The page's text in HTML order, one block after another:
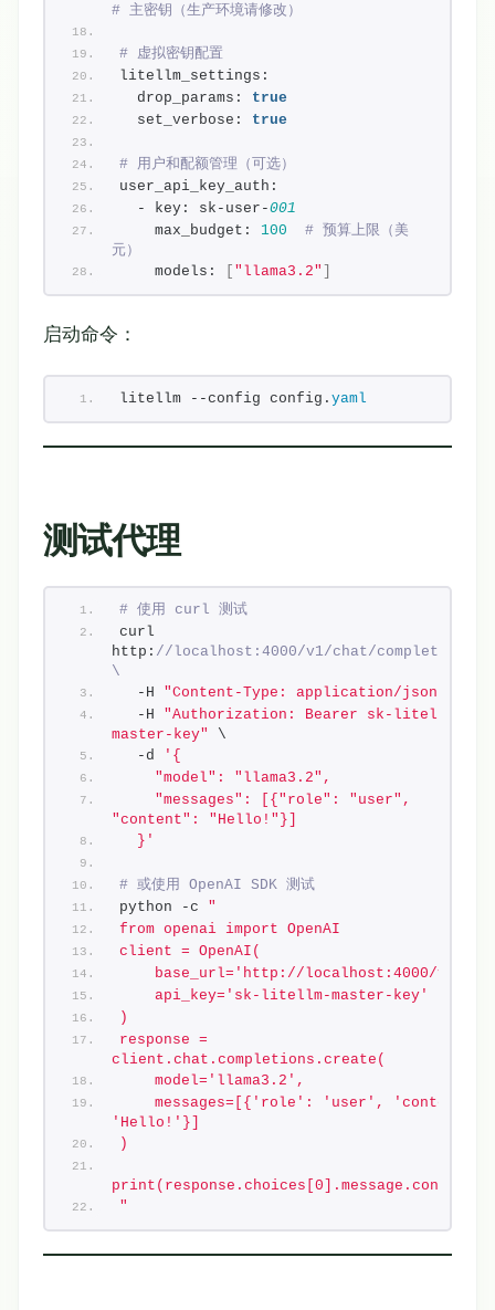
# 主密钥（生产环境请修改）
# 虚拟密钥配置
litellm_settings:
  drop_params:
true
  set_verbose:
true
# 用户和配额管理（可选）
user_api_key_auth:
  - key: sk-user-
001
    max_budget:
100
# 预算上限（美
元）
    models:
"llama3.2"
启动命令：
litellm --config config. yaml
测试代理
# 使用 curl 测试
curl
http: //localhost:4000/v1/chat/completions
\
  -H
"Content-Type: application/json"
  -H
"Authorization: Bearer sk-litellm-
master-key"
\
  -d
'{
    "model": "llama3.2",
    "messages": [{"role": "user",
"content": "Hello!"}]
  }'
# 或使用 OpenAI SDK 测试
python -c "
from openai import OpenAI
client = OpenAI(
    base_url='http://localhost:4000/v1',
    api_key='sk-litellm-master-key'
)
response =
client.chat.completions.create(
    model='llama3.2',
    messages=[{'role': 'user', 'content':
'Hello!'}]
)
print(response.choices[0].message.content)
"